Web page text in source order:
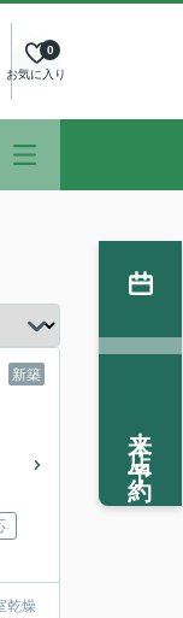
お気に入り
0
新築
乾燥
来店予約